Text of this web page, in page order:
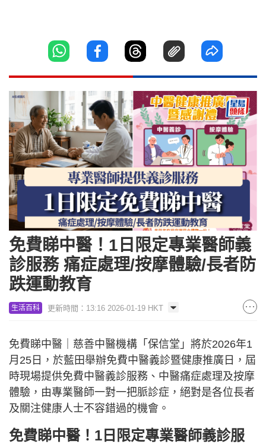
免費睇中醫！1日限定專業醫師義
診服務 痛症處理/按摩體驗/長者防
跌運動教育
生活百科 更新時間：13:16 2026-01-19 HKT
免費睇中醫｜慈善中醫機構「保信堂」將於2026年1
月25日，於藍田舉辦免費中醫義診暨健康推廣日，屆
時現場提供免費中醫義診服務、中醫痛症處理及按摩
體驗，由專業醫師一對一把脈診症，絕對是各位長者
及關注健康人士不容錯過的機會。
免費睇中醫！1日限定專業醫師義診服